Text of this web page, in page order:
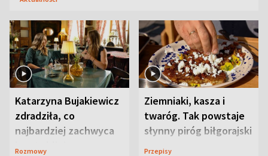
Katarzyna Bujakiewicz
zdradziła, co
najbardziej zachwyca
ją w Lublinie
Rozmowy
Ziemniaki, kasza i
twaróg. Tak powstaje
słynny piróg biłgorajski
Przepisy